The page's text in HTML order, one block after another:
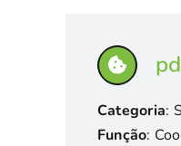
Categoria:
Função: